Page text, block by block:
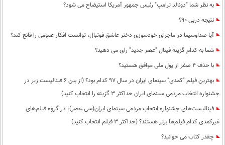
به نظر شما "دونالد ترامپ" رئیس جمهور آمریکا استیضاح می شود؟
نتیجه دربی 90؟
آیا صداوسیما در ماجرای خودسوزی دختر عاشق فوتبال، توانست افکار عمومی را قانع کند؟
شما به کدام گزینه فینال "عصر جدید" رای می دهید؟
با حذف 4 صفر از پول ملی موافق هستید؟
بهترین فیلم "کمدی" سینمای ایران در سال 97 کدام بود؟ (از بین 6 فینالیست زیر در
جشنواره انتخاب مردمی سینمای ایران حداکثر 3 گزینه را انتخاب کنید)
فینالیست‌های جشنواره انتخاب مردمی سینمای ایران(سی.عصر): در گروه فیلم‌های
غیرکمدی کدام فیلم‌ها برتر هستند؟ (حداکثر 3 فیلم انتخاب کنید)
چقدر کتاب می خوانید؟